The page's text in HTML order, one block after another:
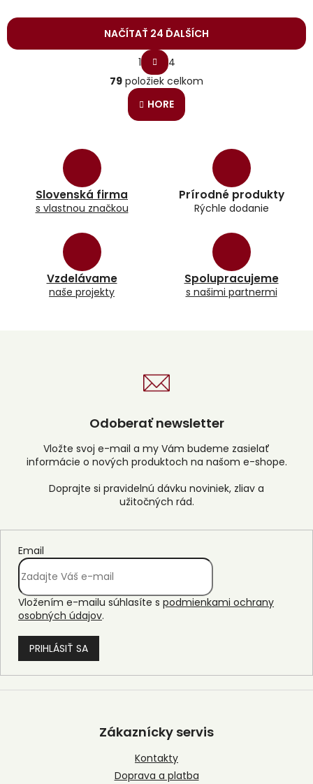
O
v
l
NAČÍTAŤ 24 ĎALŠÍCH
S
t
r
á
n
o
1
4
79 položiek celkom
HORE
Slovenská firma
s vlastnou značkou
Prírodné produkty
Rýchle dodanie
Vzdelávame
naše projekty
Spolupracujeme
s našimi partnermi
Odoberať newsletter
Vložte svoj e-mail a my Vám budeme zasielať
informácie o nových produktoch na našom e-shope.
Email
Vložením e-mailu súhlasíte s podmienkami ochrany
osobných údajov.
PRIHLÁSIŤ SA
Z
Zákaznícky servis
Kontakty
Doprava a platba